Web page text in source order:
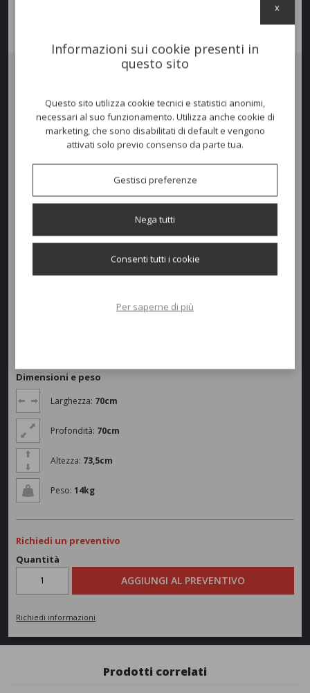
diverse finiture, verniciato a polvere per la versioneOUTDOOR
verniciatura "effetto trasparente" per la versione INDOOR.
ALTRE MISURE:
80x80 h. 73,5 cm
100x100 h. 73,5 cm
Dimensioni e peso
Larghezza: 70cm
Profondità: 70cm
Altezza: 73,5cm
Peso:14kg
Richiedi un preventivo
Quantità
AGGIUNGI AL PREVENTIVO
Richiedi informazioni
Prodotti correlati
Informazioni sui cookie presenti in
questo sito
Questo sito utilizza cookie tecnici e statistici anonimi,
necessari al suo funzionamento. Utilizza anche cookie di
marketing, che sono disabilitati di default e vengono
attivati solo previo consenso da parte tua.
Gestisci preferenze
Nega tutti
Consenti tutti i cookie
Per saperne di più
x